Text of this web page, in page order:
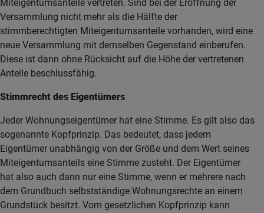
Miteigentumsanteile vertreten. Sind bei der Eröffnung der
Versammlung nicht mehr als die Hälfte der
stimmberechtigten Miteigentumsanteile vorhanden, wird eine
neue Versammlung mit demselben Gegenstand einberufen.
Diese ist dann ohne Rücksicht auf die Höhe der vertretenen
Anteile beschlussfähig.
Stimmrecht des Eigentümers
Jeder Wohnungseigentümer hat eine Stimme. Es gilt also das
sogenannte Kopfprinzip. Das bedeutet, dass jedem
Eigentümer unabhängig von der Größe und dem Wert seines
Miteigentumsanteils eine Stimme zusteht. Der Eigentümer
hat also auch dann nur eine Stimme, wenn er mehrere nach
dem Grundbuch selbstständige Wohnungsrechte an einem
Grundstück besitzt. Vom gesetzlichen Kopfprinzip kann